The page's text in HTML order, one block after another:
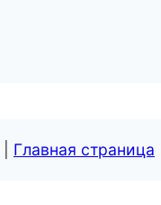
Главная страница